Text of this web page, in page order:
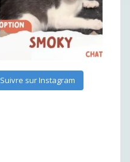
Suivre sur Instagram